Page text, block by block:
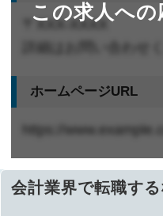
この求人への
〒XXX-XXXX
ホームページURL
https://
会計業界で転職す